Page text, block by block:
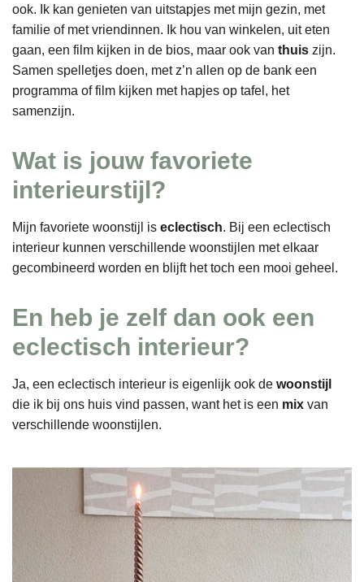
ook. Ik kan genieten van uitstapjes met mijn gezin, met
familie of met vriendinnen. Ik hou van winkelen, uit eten
gaan, een film kijken in de bios, maar ook van thuis zijn.
Samen spelletjes doen, met z’n allen op de bank een
programma of film kijken met hapjes op tafel, het
samenzijn.
Wat is jouw favoriete
interieurstijl?
Mijn favoriete woonstijl is eclectisch. Bij een eclectisch
interieur kunnen verschillende woonstijlen met elkaar
gecombineerd worden en blijft het toch een mooi geheel.
En heb je zelf dan ook een
eclectisch interieur?
Ja, een eclectisch interieur is eigenlijk ook de woonstijl
die ik bij ons huis vind passen, want het is een mix van
verschillende woonstijlen.